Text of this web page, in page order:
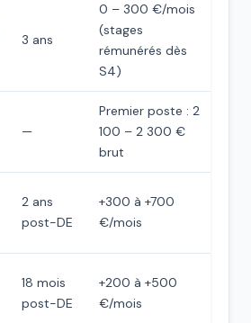
3 ans
0 – 300 €/mois
(stages
rémunérés dès
S4)
—
Premier poste : 2
100 – 2 300 €
brut
2 ans
post-DE
+300 à +700
€/mois
18 mois
post-DE
+200 à +500
€/mois